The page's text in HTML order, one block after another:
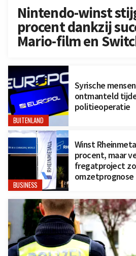
Nintendo-winst
procent dankzij
Mario-film en
BUITENLAND
Syrische
ontmanteld
politieoperatie
BUSINESS
Winst
procent, maar
fregatproject
omzetprognose